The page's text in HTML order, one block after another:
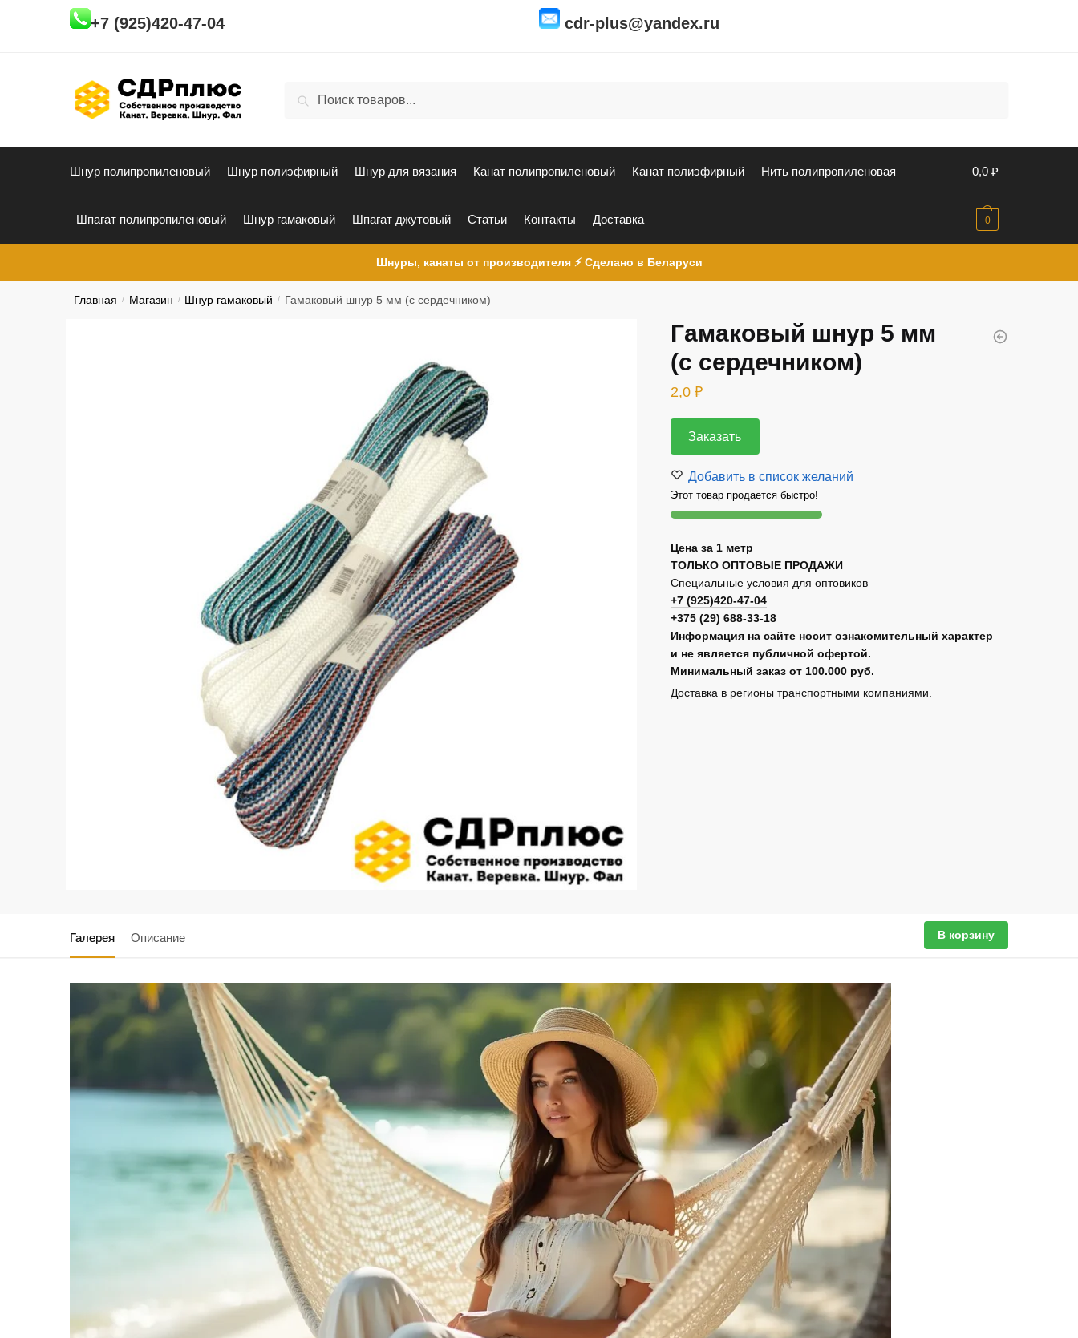
+7 (925)420-47-04 cdr-plus@yandex.ru
Поиск
Шнур полипропиленовый Шнур полиэфирный Шнур для вязания Канат полипропиленовый Канат полиэфирный Нить полипропиленовая
Шпагат полипропиленовый Шнур гамаковый Шпагат джутовый Статьи Контакты Доставка
0,0₽
0
Шнуры, канаты от производителя ⚡ Сделано в Беларуси
Главная / Магазин / Шнур гамаковый / Гамаковый шнур 5 мм (с сердечником)
Гамаковый шнур 5 мм
(с сердечником)
2,0 ₽
Заказать
Добавить в список желаний
Этот товар продается быстро!
Цена за 1 метр
ТОЛЬКО ОПТОВЫЕ ПРОДАЖИ
Специальные условия для оптовиков
+7 (925)420-47-04
+375 (29) 688-33-18
Информация на сайте носит ознакомительный характер
и не является публичной офертой.
Минимальный заказ от 100.000 руб.
Доставка в регионы транспортными компаниями.
Галерея Описание В корзину